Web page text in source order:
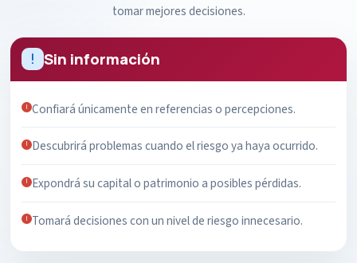
tomar mejores decisiones.
Sin información
Confiará únicamente en referencias o percepciones.
Descubrirá problemas cuando el riesgo ya haya ocurrido.
Expondrá su capital o patrimonio a posibles pérdidas.
Tomará decisiones con un nivel de riesgo innecesario.